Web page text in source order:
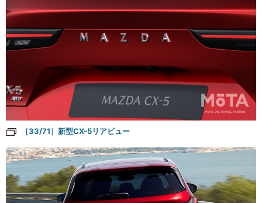
［33/71］新型CX-5リアビュー